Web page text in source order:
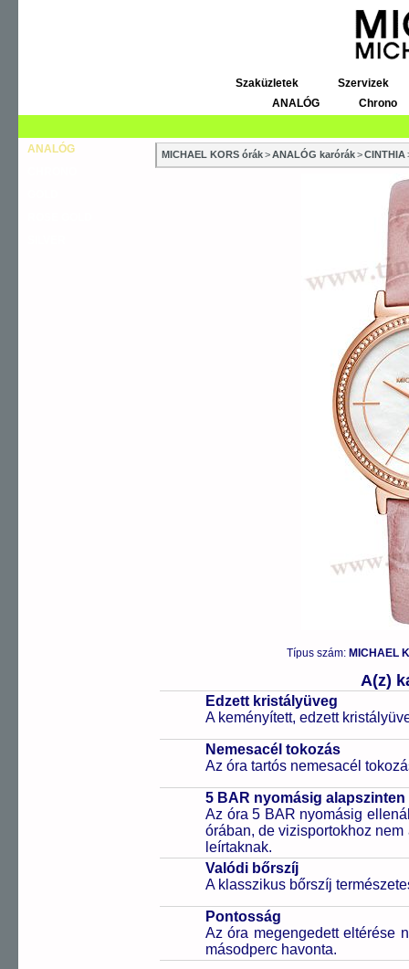
Szaküzletek
Szervizek
ANALÓG
Chrono
ANALÓG
MICHAEL KORS órák>ANALÓG karórák>CINTHIA
Típus szám: MICHAEL
A(z)
Edzett kristályüveg
A keményített, edzett
Nemesacél tokozás
Az óra tartós nemesacél
5 BAR nyomásig alapszinten
Az óra 5 BAR nyomásig
órában, de vizisportokhoz
leírtaknak.
Valódi bőrszíj
A klasszikus bőrszíj
Pontosság
Az óra megengedett eltérése
másodperc havonta.